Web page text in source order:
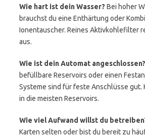
Wie hart ist dein Wasser? Bei hoher
brauchst du eine Enthärtung oder
Ionentauscher. Reines Aktivkohlefilter
aus.
Wie ist dein Automat angeschlossen?
befüllbare Reservoirs oder einen
Systeme sind für feste Anschlüsse gut.
in die meisten Reservoirs.
Wie viel Aufwand willst du
Karten selten oder bist du bereit zu